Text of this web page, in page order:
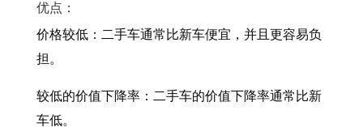
优点：
价格较低：二手车通常比新车便宜，并且更容易负
担。
较低的价值下降率：二手车的价值下降率通常比新
车低。